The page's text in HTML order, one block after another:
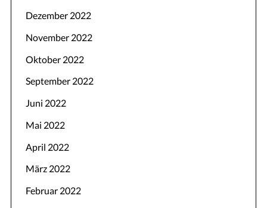
Dezember 2022
November 2022
Oktober 2022
September 2022
Juni 2022
Mai 2022
April 2022
März 2022
Februar 2022